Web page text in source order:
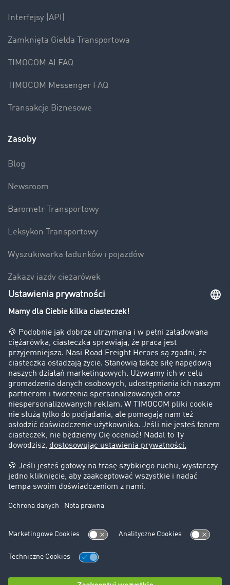
Interfejsy (API)
Zamknięta Giełda Transportowa
TIMOCOM AI FAQ
TIMOCOM Messenger FAQ
Transakcje Biznesowe
Zasoby
Blog
Newsroom
Barometr Transportowy
Leksykon Transportowy
Wyszukiwarka ładunków i pojazdów
Zakazy jazdy ciężarówek
Bezpieczeństwo
Firma
Historie sukcesu
Klienci pozyskują nowych klientów
Informacje prawne
Impressum
OWU
Ochrona danych
Ustawienia plików cookies